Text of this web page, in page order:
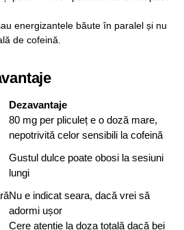
energizantele băute în paralel și nu
de cofeină.
Dezavantaje
80 mg per pliculeț e o doză mare,
nepotrivită celor sensibili la cofeină
Gustul dulce poate obosi la sesiuni
lungi
Nu e indicat seara, dacă vrei să
adormi ușor
Cere atenție la doza totală dacă bei